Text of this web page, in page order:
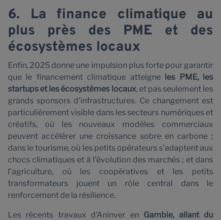
6. La finance climatique au
plus près des PME et des
écosystèmes locaux
Enfin, 2025 donne une impulsion plus forte pour garantir
que le financement climatique atteigne les PME, les
startups et les écosystèmes locaux, et pas seulement les
grands sponsors d'infrastructures. Ce changement est
particulièrement visible dans les secteurs numériques et
créatifs, où les nouveaux modèles commerciaux
peuvent accélérer une croissance sobre en carbone ;
dans le tourisme, où les petits opérateurs s'adaptent aux
chocs climatiques et à l'évolution des marchés ; et dans
l'agriculture, où les coopératives et les petits
transformateurs jouent un rôle central dans le
renforcement de la résilience.
Les récents travaux d'Aninver en Gambie, allant du